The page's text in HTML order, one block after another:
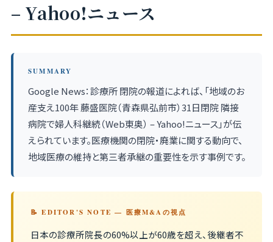
– Yahoo!ニュース
SUMMARY
Google News：診療所 閉院の報道によれば、「地域のお
産支え100年 藤盛医院（青森県弘前市）31日閉院 隣接
病院で婦人科継続（Web東奥） – Yahoo!ニュース」が伝
えられています。医療機関の閉院・廃業に関する動向で、
地域医療の維持と第三者承継の重要性を示す事例です。
📝 EDITOR'S NOTE — 医療M&Aの視点
日本の診療所院長の60%以上が60歳を超え、後継者不